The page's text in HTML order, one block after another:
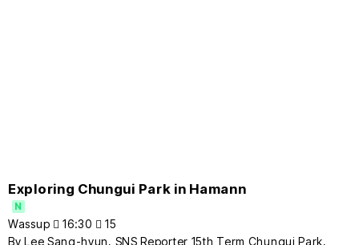
Exploring Chungui Park in Hamann
N
Wassup 16:30
15
By Lee Sang-hyun, SNS Reporter 15th Term Chungui Park,